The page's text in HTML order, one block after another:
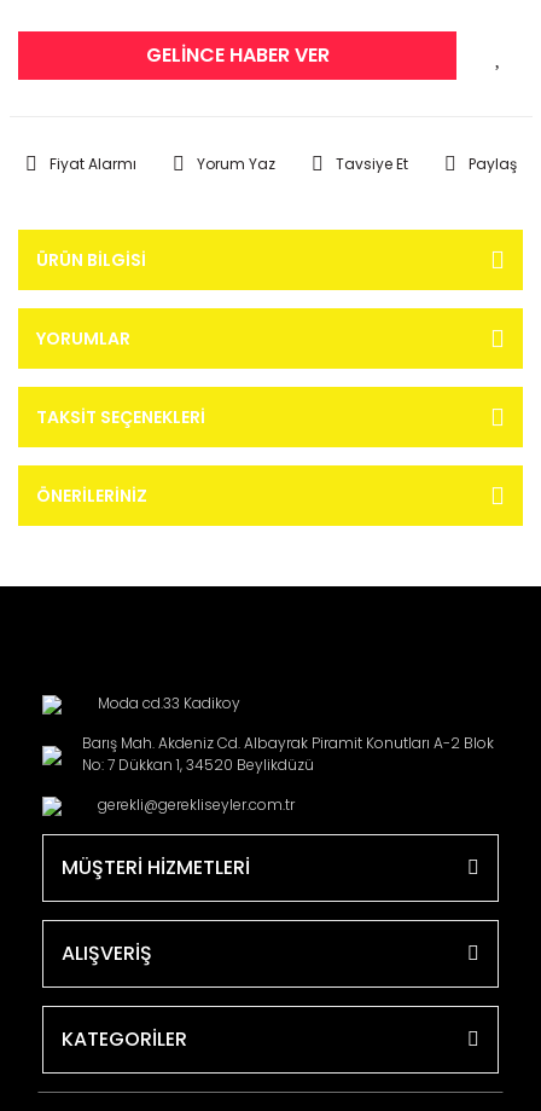
GELİNCE HABER VER
Fiyat Alarmı Yorum Yaz Tavsiye Et Paylaş
ÜRÜN BILGISI
YORUMLAR
TAKSIT SEÇENEKLERI
ÖNERILERINIZ
Moda cd.33 Kadikoy
Barış Mah. Akdeniz Cd. Albayrak Piramit Konutları A-2 Blok
No: 7 Dükkan 1, 34520 Beylikdüzü
gerekli@gerekliseyler.com.tr
MÜŞTERİ HİZMETLERİ
ALIŞVERİŞ
KATEGORİLER